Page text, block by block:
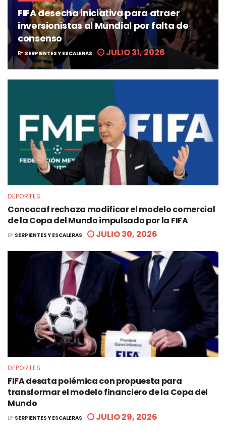
FIFA desecha iniciativa para atraer
inversionistas al Mundial por falta de
consenso
BY SERPIENTES Y ESCALERAS JULIO 31, 2026
DEPORTES
Concacaf rechaza modificar el modelo comercial
de la Copa del Mundo impulsado por la FIFA
BY SERPIENTES Y ESCALERAS JULIO 30, 2026
DEPORTES
FIFA desata polémica con propuesta para
transformar el modelo financiero de la Copa del
Mundo
BY SERPIENTES Y ESCALERAS JULIO 29, 2026